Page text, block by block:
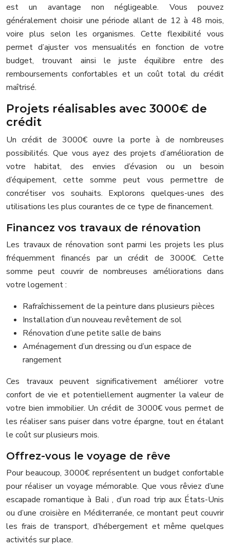
est un avantage non négligeable. Vous pouvez
généralement choisir une période allant de 12 à 48 mois,
voire plus selon les organismes. Cette flexibilité vous
permet d’ajuster vos mensualités en fonction de votre
budget, trouvant ainsi le juste équilibre entre des
remboursements confortables et un coût total du crédit
maîtrisé.
Projets réalisables avec 3000€ de
crédit
Un crédit de 3000€ ouvre la porte à de nombreuses
possibilités. Que vous ayez des projets d’amélioration de
votre habitat, des envies d’évasion ou un besoin
d’équipement, cette somme peut vous permettre de
concrétiser vos souhaits. Explorons quelques-unes des
utilisations les plus courantes de ce type de financement.
Financez vos travaux de rénovation
Les travaux de rénovation sont parmi les projets les plus
fréquemment financés par un crédit de 3000€. Cette
somme peut couvrir de nombreuses améliorations dans
votre logement :
Rafraîchissement de la peinture dans plusieurs pièces
Installation d’un nouveau revêtement de sol
Rénovation d’une petite salle de bains
Aménagement d’un dressing ou d’un espace de
rangement
Ces travaux peuvent significativement améliorer votre
confort de vie et potentiellement augmenter la valeur de
votre bien immobilier. Un crédit de 3000€ vous permet de
les réaliser sans puiser dans votre épargne, tout en étalant
le coût sur plusieurs mois.
Offrez-vous le voyage de rêve
Pour beaucoup, 3000€ représentent un budget confortable
pour réaliser un voyage mémorable. Que vous rêviez d’une
escapade romantique à Bali , d’un road trip aux États-Unis
ou d’une croisière en Méditerranée, ce montant peut couvrir
les frais de transport, d’hébergement et même quelques
activités sur place.